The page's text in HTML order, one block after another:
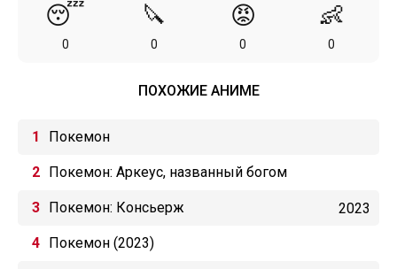
😴
0
🔪
0
😡
0
👶
0
ПОХОЖИЕ АНИМЕ
Покемон
Покемон: Аркеус, названный богом
Покемон: Консьерж 2023
Покемон (2023)